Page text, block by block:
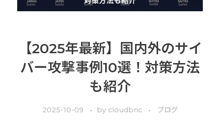
【2025年最新】国内外のサイ
バー攻撃事例10選！対策方法
も紹介
2025-10-09 by cloudbric ブログ